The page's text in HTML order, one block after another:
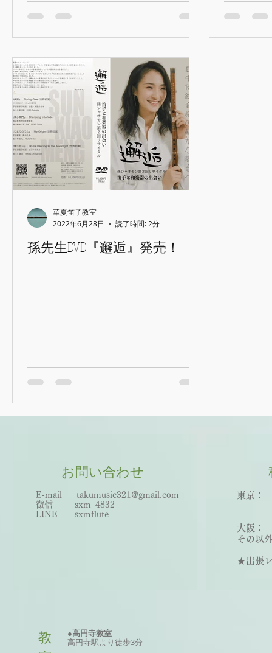
孫先生DVD『邂逅』発売！
華夏笛子教室
2022年6月28日
読了時間: 2分
お問い合わせ
E-mail takumusic321@gmail.com
微信 sxm_ 4832
LINE sxmflute​
東京：
大阪
その以外
★出張レ
教
●高円寺教室
高円寺駅より徒歩3分